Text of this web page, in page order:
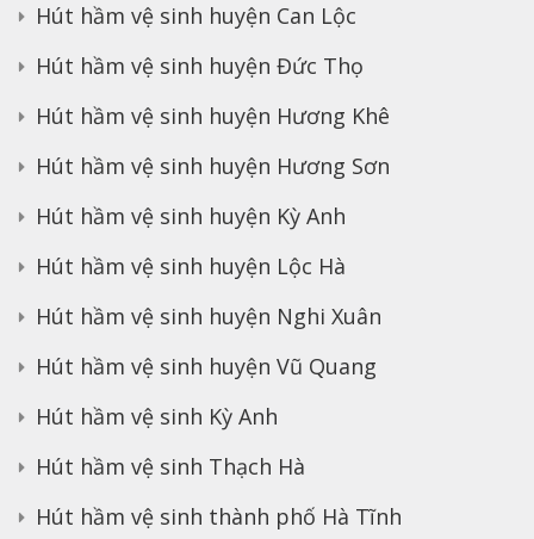
Hút hầm vệ sinh huyện Can Lộc
Hút hầm vệ sinh huyện Đức Thọ
Hút hầm vệ sinh huyện Hương Khê
Hút hầm vệ sinh huyện Hương Sơn
Hút hầm vệ sinh huyện Kỳ Anh
Hút hầm vệ sinh huyện Lộc Hà
Hút hầm vệ sinh huyện Nghi Xuân
Hút hầm vệ sinh huyện Vũ Quang
Hút hầm vệ sinh Kỳ Anh
Hút hầm vệ sinh Thạch Hà
Hút hầm vệ sinh thành phố Hà Tĩnh